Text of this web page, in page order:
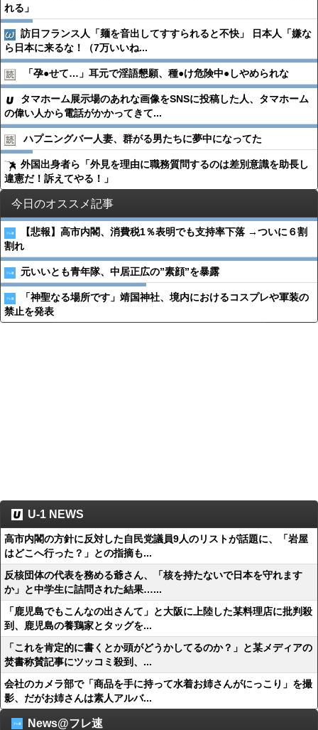
れる」
訪日フランス人「麺を音出してすすられると不快」 日本人「嫌な
ら日本に来るな！（7万いいね...
「孕●︎せて…」耳元で淫語懇願、種●︎け危険中●︎しやめられな
タマホーム展示場のあれな画像をSNSに投稿した人、タマホーム
の偉い人から電話がかかってきて...
ハプニングバー人妻、群がる男たちに夢中になってた
外国出身者ら「外見を理由に職務質問するのは差別意識を助長し
違憲だ！訴えてやる！」
今日のオススメ記事
【悲報】高市内閣、消費税1％表明でも支持率下落 →ついに６割
割れ
元いいとも青年隊、中居正広の”素顔”を暴露
「神聖なる場所です」靖国神社、境内におけるコスプレや軍装の
禁止を発表
U-1 NEWS
高市内閣の方針に反対した自民党議員9人のリストが話題に、「岩屋
はどこへ行った？」との指摘も...
反核団体の代表を務める爺さん、「核を持たないで日本を守れます
か」と中学生に詰問された結果…...
「鹿児島でもこんなの出さんて」と大阪に上陸した某料理店に批判殺
到、鹿児島の養鶏家とタッグを...
「これを肯定的に書くとか頭がどうかしてるのか？」と某メディアの
焚書称賛記事にツッコミ殺到、...
会社のカメラ部で「商品を手に持って水着お姉さんがにっこり」を撮
影、だがお姉さんは素人アルバ...
News@フレ速